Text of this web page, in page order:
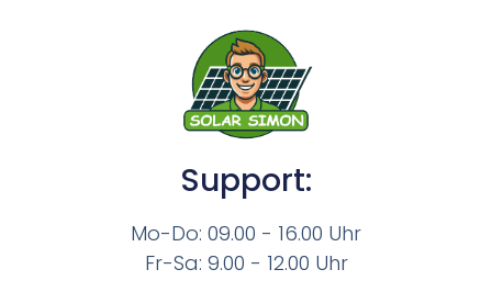
Support:
Mo-Do: 09.00 - 16.00 Uhr
Fr-Sa: 9.00 - 12.00 Uhr